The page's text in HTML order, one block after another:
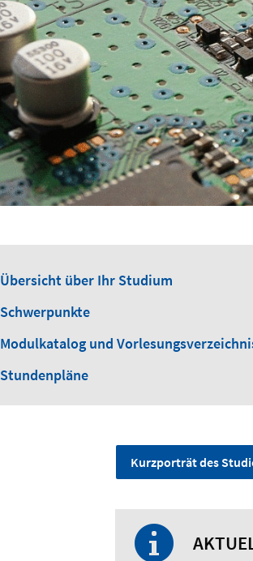
Übersicht über Ihr Studium
Schwerpunkte
Modulkatalog und
Stundenpläne
Kurzporträt des